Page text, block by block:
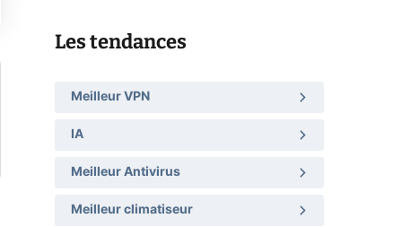
Les tendances
Meilleur VPN
IA
Meilleur Antivirus
Meilleur climatiseur